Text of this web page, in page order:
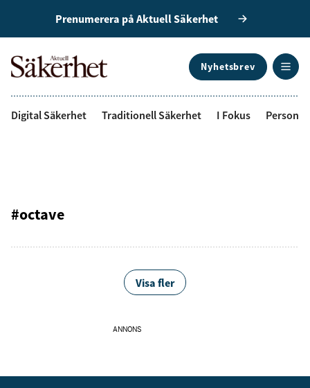
Prenumerera på Aktuell Säkerhet
Nyhetsbrev
Digital Säkerhet Traditionell Säkerhet I Fokus
#octave
Visa fler
ANNONS